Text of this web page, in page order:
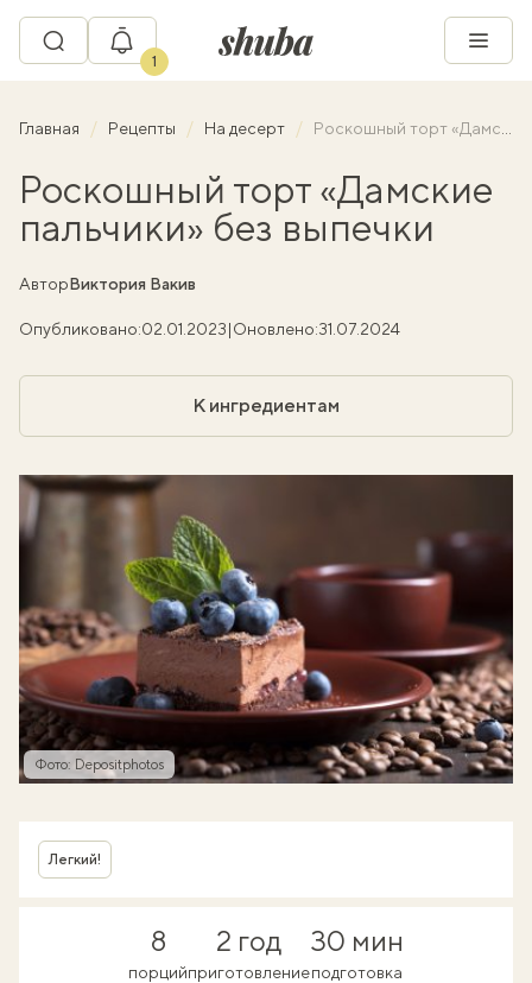
1
Главная Рецепты На десерт Роскошный торт «Дамские пальчики» без выпечки
Роскошный торт «Дамские
пальчики» без выпечки
АвторВиктория Вакив
Опубликовано:02.01.2023|Оновлено:31.07.2024
К ингредиентам
Фото: Depositphotos
Легкий!
8
порций
2 год
приготовление
30 мин
подготовка